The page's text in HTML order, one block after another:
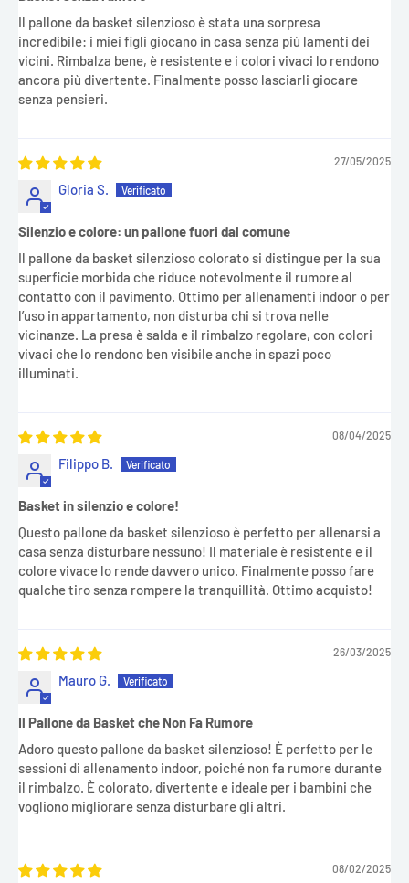
Il pallone da basket silenzioso è stata una sorpresa
incredibile: i miei figli giocano in casa senza più lamenti dei
vicini. Rimbalza bene, è resistente e i colori vivaci lo rendono
ancora più divertente. Finalmente posso lasciarli giocare
senza pensieri.
27/05/2025
Gloria S.
Silenzio e colore: un pallone fuori dal comune
Il pallone da basket silenzioso colorato si distingue per la sua
superficie morbida che riduce notevolmente il rumore al
contatto con il pavimento. Ottimo per allenamenti indoor o per
l’uso in appartamento, non disturba chi si trova nelle
vicinanze. La presa è salda e il rimbalzo regolare, con colori
vivaci che lo rendono ben visibile anche in spazi poco
illuminati.
08/04/2025
Filippo B.
Basket in silenzio e colore!
Questo pallone da basket silenzioso è perfetto per allenarsi a
casa senza disturbare nessuno! Il materiale è resistente e il
colore vivace lo rende davvero unico. Finalmente posso fare
qualche tiro senza rompere la tranquillità. Ottimo acquisto!
26/03/2025
Mauro G.
Il Pallone da Basket che Non Fa Rumore
Adoro questo pallone da basket silenzioso! È perfetto per le
sessioni di allenamento indoor, poiché non fa rumore durante
il rimbalzo. È colorato, divertente e ideale per i bambini che
vogliono migliorare senza disturbare gli altri.
08/02/2025